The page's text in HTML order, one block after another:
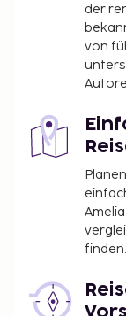
der
von
finden.